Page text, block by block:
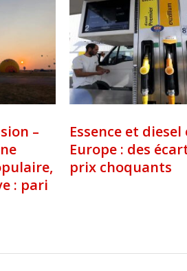
–
: pari
Essence et diesel
Europe : des
prix choquants